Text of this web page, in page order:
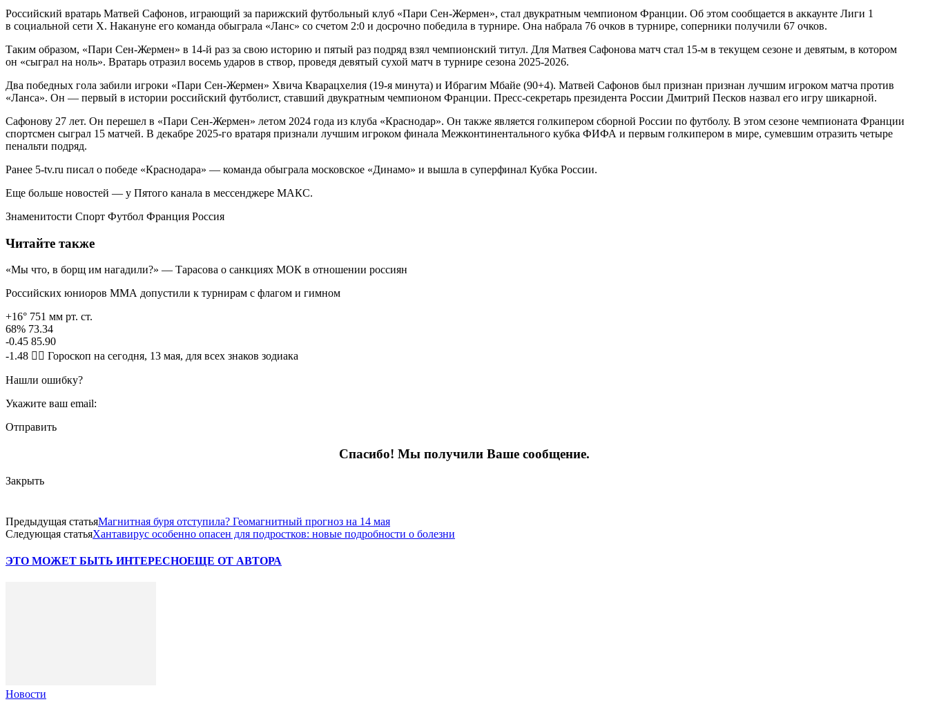
Российский вратарь Матвей Сафонов, играющий за парижский футбольный клуб «Пари Сен-Жермен», стал двукратным чемпионом Франции. Об этом сообщается в аккаунте Лиги 1
в социальной сети Х. Накануне его команда обыграла «Ланс» со счетом 2:0 и досрочно победила в турнире. Она набрала 76 очков в турнире, соперники получили 67 очков.
Таким образом, «Пари Сен-Жермен» в 14-й раз за свою историю и пятый раз подряд взял чемпионский титул. Для Матвея Сафонова матч стал 15-м в текущем сезоне и девятым, в котором
он «сыграл на ноль». Вратарь отразил восемь ударов в створ, проведя девятый сухой матч в турнире сезона 2025-2026.
Два победных гола забили игроки «Пари Сен-Жермен» Хвича Кварацхелия (19-я минута) и Ибрагим Мбайе (90+4). Матвей Сафонов был признан признан лучшим игроком матча против
«Ланса». Он — первый в истории российский футболист, ставший двукратным чемпионом Франции. Пресс-секретарь президента России Дмитрий Песков назвал его игру шикарной.
Сафонову 27 лет. Он перешел в «Пари Сен-Жермен» летом 2024 года из клуба «Краснодар». Он также является голкипером сборной России по футболу. В этом сезоне чемпионата Франции
спортсмен сыграл 15 матчей. В декабре 2025-го вратаря признали лучшим игроком финала Межконтинентального кубка ФИФА и первым голкипером в мире, сумевшим отразить четыре
пенальти подряд.
Ранее 5-tv.ru писал о победе «Краснодара» — команда обыграла московское «Динамо» и вышла в суперфинал Кубка России.
Еще больше новостей — у Пятого канала в мессенджере МАКС.
Знаменитости Спорт Футбол Франция Россия
Читайте также
«Мы что, в борщ им нагадили?» — Тарасова о санкциях МОК в отношении россиян
Российских юниоров ММА допустили к турнирам с флагом и гимном
+16° 751 мм рт. ст.
68% 73.34
-0.45 85.90
-1.48 🧙‍♀ Гороскоп на сегодня, 13 мая, для всех знаков зодиака
Нашли ошибку?
Укажите ваш email:
Отправить
Спасибо! Мы получили Ваше сообщение.
Закрыть
Предыдущая статьяМагнитная буря отступила? Геомагнитный прогноз на 14 мая
Следующая статьяХантавирус особенно опасен для подростков: новые подробности о болезни
ЭТО МОЖЕТ БЫТЬ ИНТЕРЕСНОЕЩЕ ОТ АВТОРА
Новости